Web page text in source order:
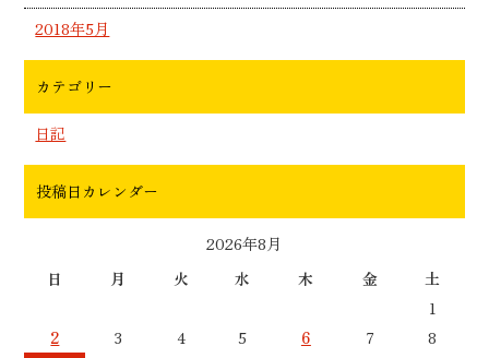
2018年5月
カテゴリー
日記
投稿日カレンダー
2026年8月
日
月 火 水 木 金
土
1
2
3 4 5 6 7
8